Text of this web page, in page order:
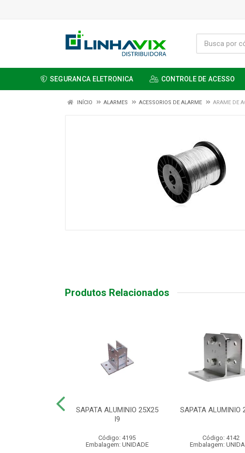
SEGURANCA ELETRONICA CONTROLE DE ACESSO
INÍCIO ALARMES ACESSORIOS DE ALARME ARAME DE
Produtos Relacionados
SAPATA ALUMINIO 25X25
I9
Código: 4195
Embalagem: UNIDADE
SAPATA ALUMINIO
Código: 4142
Embalagem: